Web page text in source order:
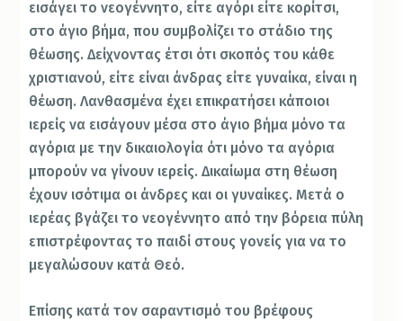
εισάγει το νεογέννητο, είτε αγόρι είτε κορίτσι,
στο άγιο βήμα, που συμβολίζει το στάδιο της
θέωσης. Δείχνοντας έτσι ότι σκοπός του κάθε
χριστιανού, είτε είναι άνδρας είτε γυναίκα, είναι η
θέωση. Λανθασμένα έχει επικρατήσει κάποιοι
ιερείς να εισάγουν μέσα στο άγιο βήμα μόνο τα
αγόρια με την δικαιολογία ότι μόνο τα αγόρια
μπορούν να γίνουν ιερείς. Δικαίωμα στη θέωση
έχουν ισότιμα οι άνδρες και οι γυναίκες. Μετά ο
ιερέας βγάζει το νεογέννητο από την βόρεια πύλη
επιστρέφοντας το παιδί στους γονείς για να το
μεγαλώσουν κατά Θεό.
Επίσης κατά τον σαραντισμό του βρέφους